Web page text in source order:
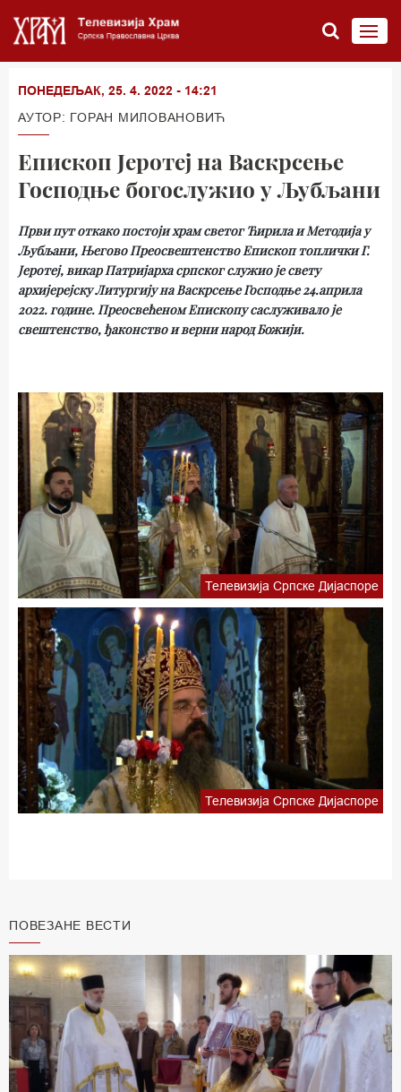
ПОНЕДЕЉАК, 25. 4. 2022 - 14:21
АУТОР: ГОРАН МИЛОВАНОВИЋ
Епископ Јеротеј на Васкрсење
Господње богослужио у Љубљани
Први пут откако постоји храм светог Ћирила и Методија у
Љубљани, Његово Преосвештенство Епископ топлички Г.
Јеротеј, викар Патријарха српског служио је свету
архијерејску Литургију на Васкрсење Господње 24.априла
2022. године. Преосвећеном Епископу саслуживало је
свештенство, ђаконство и верни народ Божији.
Телевизија Српске Дијаспоре
Телевизија Српске Дијаспоре
ПОВЕЗАНЕ ВЕСТИ